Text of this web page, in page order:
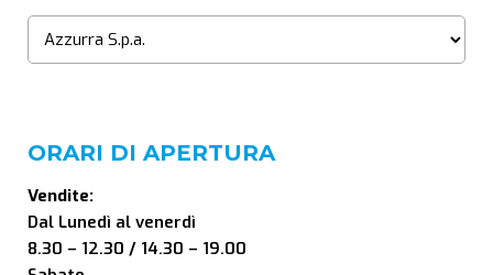
ORARI DI APERTURA
Vendite:
Dal Lunedì al venerdì
8.30 – 12.30 / 14.30 – 19.00